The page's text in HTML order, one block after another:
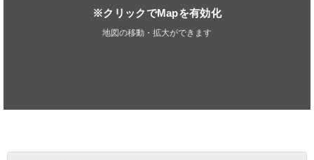
※クリックでMapを有効化
地図の移動・拡大ができます